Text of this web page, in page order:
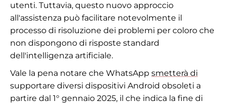
utenti. Tuttavia, questo nuovo approccio
all'assistenza può facilitare notevolmente il
processo di risoluzione dei problemi per coloro che
non dispongono di risposte standard
dell'intelligenza artificiale.
Vale la pena notare che WhatsApp smetterà di
supportare diversi dispositivi Android obsoleti a
partire dal 1° gennaio 2025, il che indica la fine di